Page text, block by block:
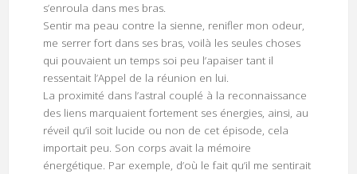
s’enroula dans mes bras.
Sentir ma peau contre la sienne, renifler mon odeur,
me serrer fort dans ses bras, voilà les seules choses
qui pouvaient un temps soi peu l’apaiser tant il
ressentait l’Appel de la réunion en lui.
La proximité dans l’astral couplé à la reconnaissance
des liens marquaient fortement ses énergies, ainsi, au
réveil qu’il soit lucide ou non de cet épisode, cela
importait peu. Son corps avait la mémoire
énergétique. Par exemple, d’où le fait qu’il me sentirait